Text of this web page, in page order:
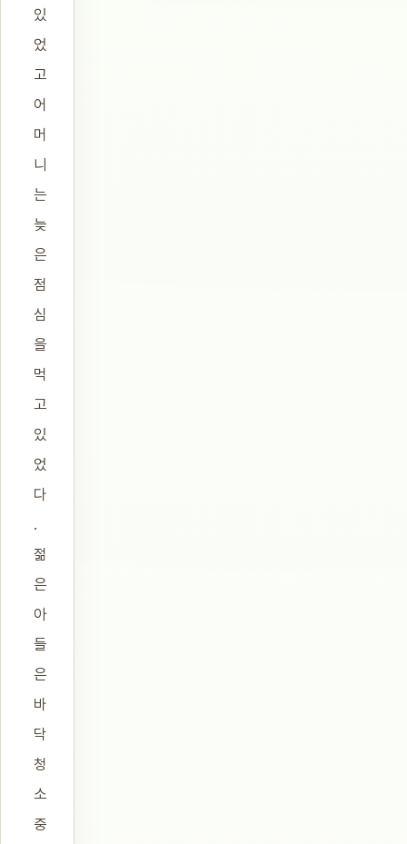
있
었
고
어
머
니
는
늦
은
점
심
을
먹
고
있
었
다
.
젊
은
아
들
은
바
닥
청
소
중